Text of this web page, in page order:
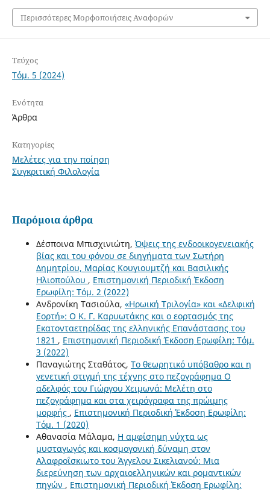
Περισσότερες Μορφοποιήσεις Αναφορών
Τεύχος
Τόμ. 5 (2024)
Ενότητα
Άρθρα
Κατηγορίες
Μελέτες για την ποίηση
Συγκριτική Φιλολογία
Παρόμοια άρθρα
Δέσποινα Μπισχινιώτη,Όψεις της ενδοοικογενειακής
βίας και του φόνου σε διηγήματα των Σωτήρη
Δημητρίου, Μαρίας Κουγιουμτζή και Βασιλικής
Ηλιοπούλου , Επιστημονική Περιοδική Έκδοση
Ερωφίλη: Τόμ. 2 (2022)
Ανδρονίκη Τασιούλα, «Ηρωική Τριλογία» και «Δελφική
Εορτή»: Ο Κ. Γ. Καρυωτάκης και ο εορτασμός της
Εκατονταετηρίδας της ελληνικής Επανάστασης του
1821 , Επιστημονική Περιοδική Έκδοση Ερωφίλη: Τόμ.
3 (2022)
Παναγιώτης Σταθάτος, Το θεωρητικό υπόβαθρο και η
γενετική στιγμή της τέχνης στο πεζογράφημα Ο
αδελφός του Γιώργου Χειμωνά: Μελέτη στο
πεζογράφημα και στα χειρόγραφα της πρώιμης
μορφής , Επιστημονική Περιοδική Έκδοση Ερωφίλη:
Τόμ. 1 (2020)
Αθανασία Μάλαμα, Η αμφίσημη νύχτα ως
μυσταγωγός και κοσμογονική δύναμη στον
Αλαφροΐσκιωτο του Άγγελου Σικελιανού: Μια
διερεύνηση των αρχαιοελληνικών και ρομαντικών
πηγών , Επιστημονική Περιοδική Έκδοση Ερωφίλη: